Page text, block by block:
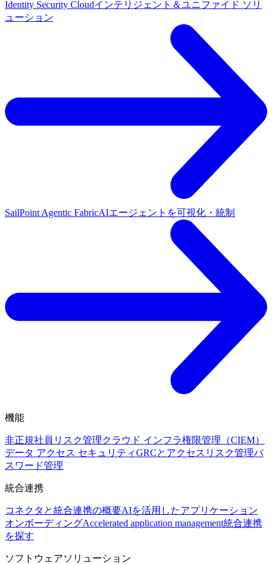
Identity Security Cloudインテリジェント＆ユニファイド ソリ
ューション
SailPoint Agentic FabricAIエージェントを可視化・統制
機能
非正規社員リスク管理クラウド インフラ権限管理（CIEM）
データ アクセス セキュリティGRCとアクセスリスク管理パ
スワード管理
統合連携
コネクタと統合連携の概要AIを活用したアプリケーション
オンボーディングAccelerated application management統合連携
を探す
ソフトウェアソリューション